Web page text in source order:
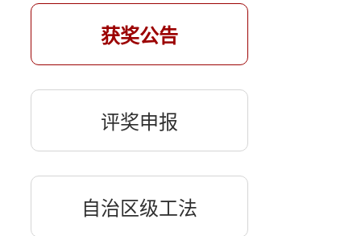
获奖公告
评奖申报
自治区级工法